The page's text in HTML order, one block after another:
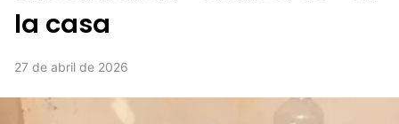
la casa
27 de abril de 2026